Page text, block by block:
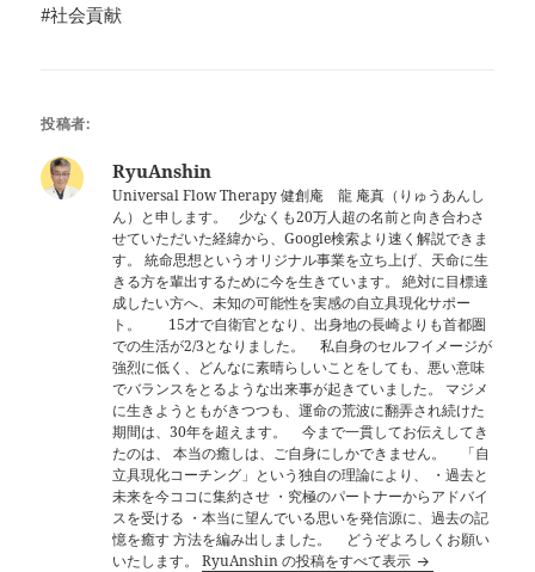
#社会貢献
投稿者:
RyuAnshin
Universal Flow Therapy 健創庵 龍 庵真（りゅうあんし
ん）と申します。 少なくも20万人超の名前と向き合わさ
せていただいた経緯から、Google検索より速く解説できま
す。 統命思想というオリジナル事業を立ち上げ、天命に生
きる方を輩出するために今を生きています。 絶対に目標達
成したい方へ、未知の可能性を実感の自立具現化サポー
ト。 15才で自衛官となり、出身地の長崎よりも首都圏
での生活が2/3となりました。 私自身のセルフイメージが
強烈に低く、どんなに素晴らしいことをしても、悪い意味
でバランスをとるような出来事が起きていました。 マジメ
に生きようともがきつつも、運命の荒波に翻弄され続けた
期間は、30年を超えます。 今まで一貫してお伝えしてき
たのは、 本当の癒しは、ご自身にしかできません。 「自
立具現化コーチング」という独自の理論により、 ・過去と
未来を今ココに集約させ ・究極のパートナーからアドバイ
スを受ける ・本当に望んでいる思いを発信源に、過去の記
憶を癒す 方法を編み出しました。 どうぞよろしくお願い
いたします。RyuAnshin の投稿をすべて表示